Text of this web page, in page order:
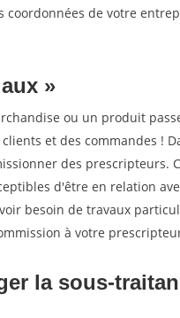
coordonnées de votre
»
ou un produit
et des commandes !
des prescripteurs.
d'être en relation
besoin de travaux
à votre
la sous-